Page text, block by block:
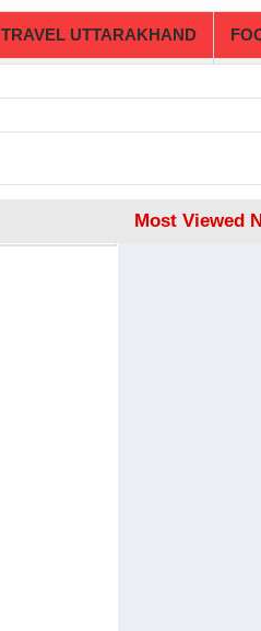
TRAVEL UTTARAKHAND
Most Viewed